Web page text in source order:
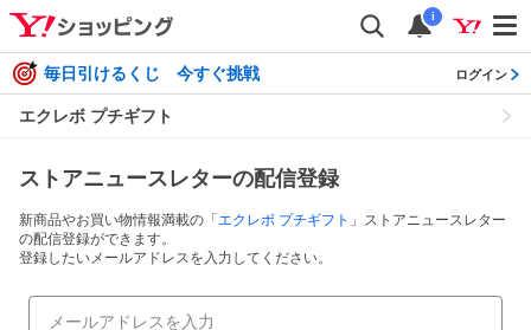
i
毎日引けるくじ 今すぐ挑戦 ログイン
エクレボ プチギフト
ストアニュースレターの配信登録
新商品やお買い物情報満載の「 エクレボ プチギフト 」ストアニュースレター
の配信登録ができます。
登録したいメールアドレスを入力してください。